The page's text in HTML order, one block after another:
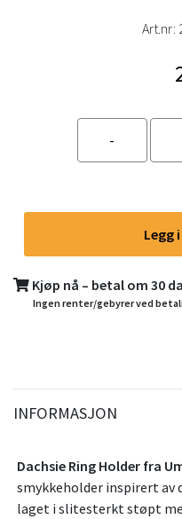
Art.nr:
Legg
Kjøp nå – betal om 30
Ingen renter/gebyrer ved
INFORMASJON
Dachsie Ring Holder fra
smykkeholder inspirert av
laget i slitesterkt støpt